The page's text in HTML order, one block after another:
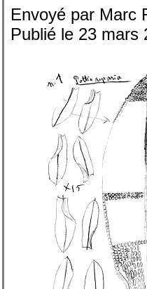
Envoyé par Marc
Publié le 23 mars